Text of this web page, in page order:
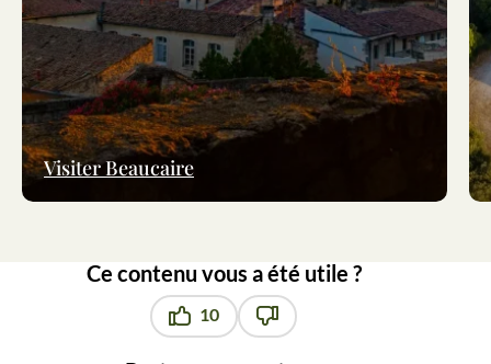
Visiter Beaucaire
Ce contenu vous a été utile ?
10